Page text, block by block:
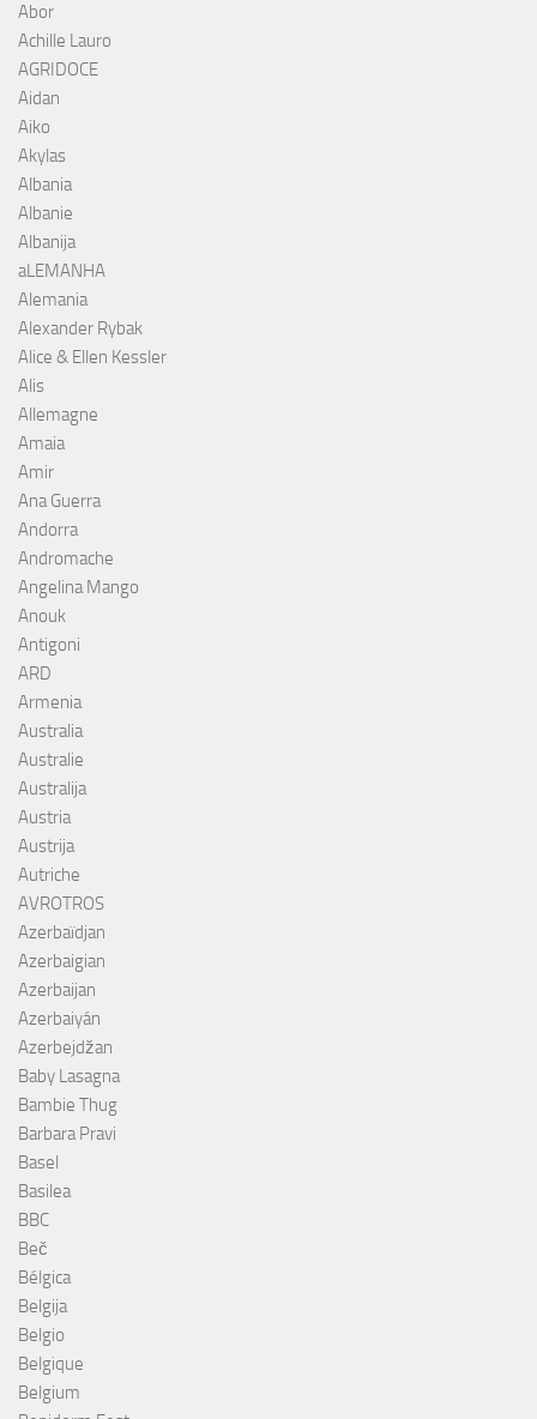
Abor
Achille Lauro
AGRIDOCE
Aidan
Aiko
Akylas
Albania
Albanie
Albanija
aLEMANHA
Alemania
Alexander Rybak
Alice & Ellen Kessler
Alis
Allemagne
Amaia
Amir
Ana Guerra
Andorra
Andromache
Angelina Mango
Anouk
Antigoni
ARD
Armenia
Australia
Australie
Australija
Austria
Austrija
Autriche
AVROTROS
Azerbaïdjan
Azerbaigian
Azerbaijan
Azerbaiyán
Azerbejdžan
Baby Lasagna
Bambie Thug
Barbara Pravi
Basel
Basilea
BBC
Beč
Bélgica
Belgija
Belgio
Belgique
Belgium